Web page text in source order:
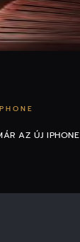
AZ ÚJ